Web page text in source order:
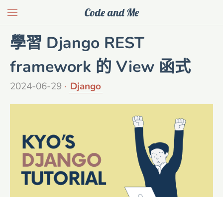
Code and Me
學習 Django REST
framework 的 View 函式
2024-06-29 Django